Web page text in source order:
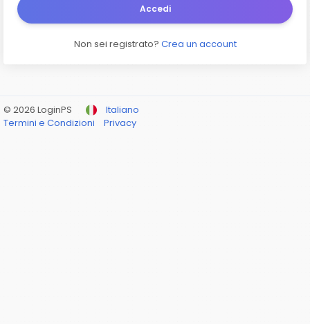
Accedi
Non sei registrato? Crea un account
© 2026 LoginPS
Italiano
Termini e Condizioni
Privacy